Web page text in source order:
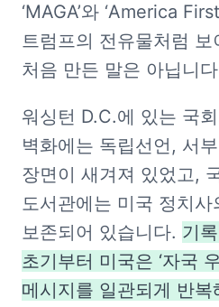
‘MAGA’와 ‘America
트럼프의 전유물처럼
처음 만든 말은 아닙니
워싱턴 D.C.에 있는 국
벽화에는 독립선언, 서
장면이 새겨져 있었고,
도서관에는 미국 정치사
보존되어 있습니다. 기
초기부터 미국은 ‘자국
메시지를 일관되게 반